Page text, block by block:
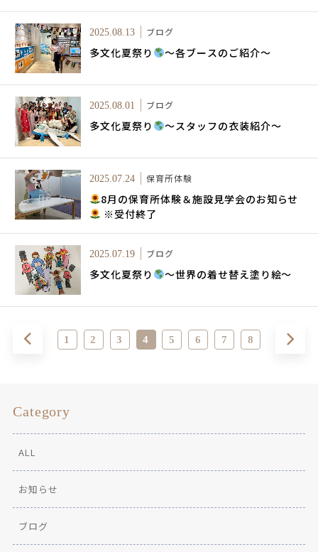
2025.08.13 ブログ
多文化夏祭り ～各ブースのご紹介～
2025.08.01 ブログ
多文化夏祭り ～スタッフの衣装紹介～
2025.07.24 保育所体験
8月の保育所体験＆施設見学会のお知らせ
※受付終了
2025.07.19 ブログ
多文化夏祭り ～世界の着せ替え塗り絵～
1 2 3 4 5 6 7 8
Category
ALL
お知らせ
ブログ